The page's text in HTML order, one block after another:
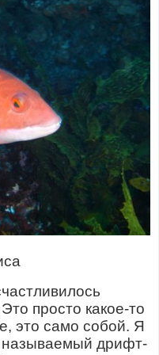
просто какое-то
это само собой. Я
называемый дрифт-